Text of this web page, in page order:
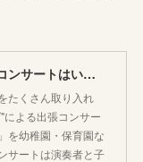
幼稚園・保育園への出張コンサートはいかがですか♪
たくさん取り入れ
よる出張コンサー
を幼稚園・保育園な
サートは演奏者と子